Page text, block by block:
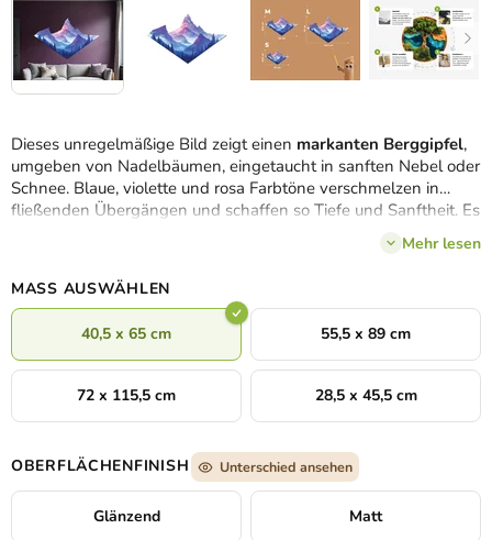
Dieses unregelmäßige Bild zeigt einen markanten Berggipfel,
umgeben von Nadelbäumen, eingetaucht in sanften Nebel oder
Schnee. Blaue, violette und rosa Farbtöne verschmelzen in
fließenden Übergängen und schaffen so Tiefe und Sanftheit. Es
wirkt wie eine stille Hommage an die Natur, die Ruhe undMehr lesen
MASS AUSWÄHLEN
40,5 x 65 cm 55,5 x 89 cm
72 x 115,5 cm 28,5 x 45,5 cm
OBERFLÄCHENFINISH Unterschied ansehen
Glänzend Matt